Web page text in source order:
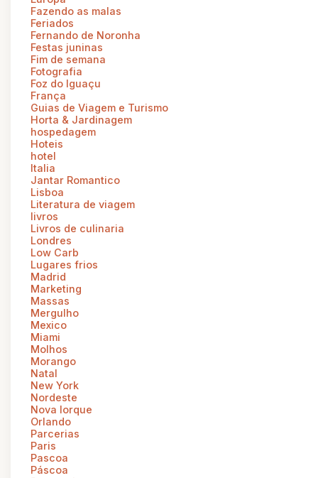
Fazendo as malas
Feriados
Fernando de Noronha
Festas juninas
Fim de semana
Fotografia
Foz do Iguaçu
França
Guias de Viagem e Turismo
Horta & Jardinagem
hospedagem
Hoteis
hotel
Italia
Jantar Romantico
Lisboa
Literatura de viagem
livros
Livros de culinaria
Londres
Low Carb
Lugares frios
Madrid
Marketing
Massas
Mergulho
Mexico
Miami
Molhos
Morango
Natal
New York
Nordeste
Nova Iorque
Orlando
Parcerias
Paris
Pascoa
Páscoa